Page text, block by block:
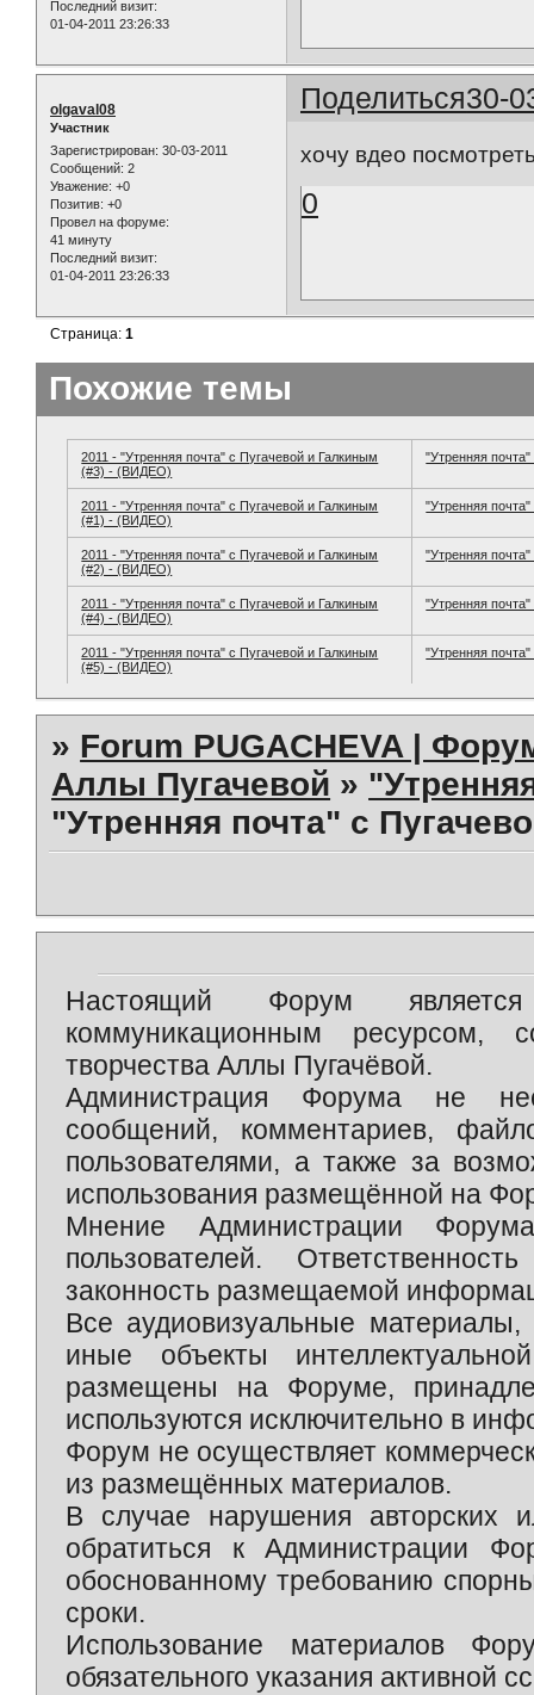
Последний визит:
01-04-2011 23:26:33
Поделиться30-
olgaval08
Участник
Зарегистрирован: 30-03-2011
Сообщений: 2
Уважение: +0
Позитив: +0
Провел на форуме:
41 минуту
Последний визит:
01-04-2011 23:26:33
хочу вдео
0
Страница:1
Похожие темы
2011 - "Утренняя почта" с Пугачевой и Галкиным
(#3) - (ВИДЕО)
"Утренняя
2011 - "Утренняя почта" с Пугачевой и Галкиным
(#1) - (ВИДЕО)
"Утренняя
2011 - "Утренняя почта" с Пугачевой и Галкиным
(#2) - (ВИДЕО)
"Утренняя
2011 - "Утренняя почта" с Пугачевой и Галкиным
(#4) - (ВИДЕО)
"Утренняя
2011 - "Утренняя почта" с Пугачевой и Галкиным
(#5) - (ВИДЕО)
"Утренняя
» Forum PUGACHEVA |
Аллы Пугачевой »
"Утренняя почта" с
Настоящий Форум является
коммуникационным ресурсом,
творчества Аллы Пугачёвой.
Администрация Форума не
сообщений, комментариев,
пользователями, а также за
использования размещённой на
Мнение Администрации
пользователей.
законность размещаемой
Все аудиовизуальные
иные объекты
размещены на Форуме,
используются исключительно в
Форум не осуществляет
из размещённых материалов.
В случае нарушения авторских
обратиться к Администрации
обоснованному требованию
сроки.
Использование материалов
обязательного указания активной